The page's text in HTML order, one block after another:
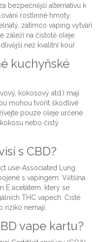
bezpečnější alternativu k
rostlinné hmoty.
zatímco vaping vytváří
záleží na čistotě oleje.
než kvalitní kouř.
kuchyňské
kokosový atd.) mají
mohou tvořit škodlivé
pouze oleje určené
nebo čistý
s CBD?
use-Associated Lung
s vapingem. Většina
E acetátem, který se
THC vapech. Čisté
riziko nemají.
vape kartu?